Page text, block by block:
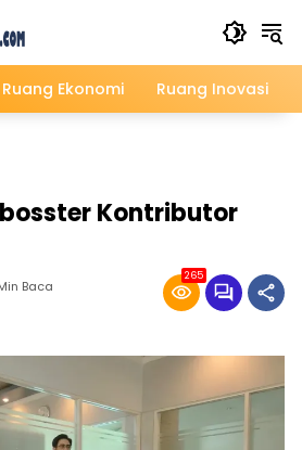
Ruang Ekonomi Ruang Inovasi
Kontributor
Baca
265